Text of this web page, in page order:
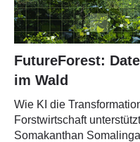
FutureForest:
im Wald
Wie KI die
Forstwirtschaft
Somakanthan